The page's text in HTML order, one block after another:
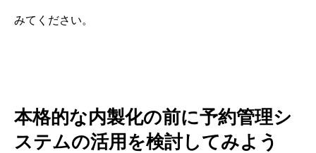
みてください。
本格的な内製化の前に予約管理シ
ステムの活用を検討してみよう